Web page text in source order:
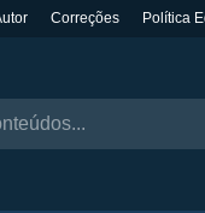
Correções Política